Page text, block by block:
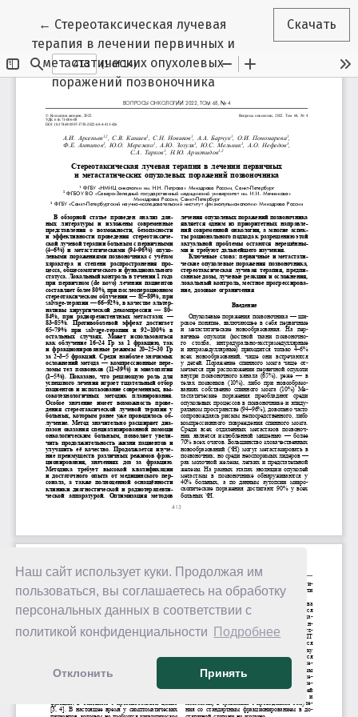
Наш сайт использует куки. Продолжая им
пользоваться, вы соглашаетесь на обработку
персональных данных в соответствии с
политикой конфиденциальности
Подробнее
Отклонить Принять
← Вернуться к Подробностям о статье
Стереотаксическая лучевая
терапия в лечении первичных и
метастатических опухолевых
поражений позвоночника
Скачать